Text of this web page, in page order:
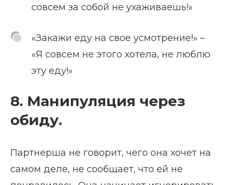
совсем за собой не ухаживаешь!»
«Закажи еду на свое усмотрение!» –
«Я совсем не этого хотела, не люблю
эту еду!»
8. Манипуляция через
обиду.
Партнерша не говорит, чего она хочет на
самом деле, не сообщает, что ей не